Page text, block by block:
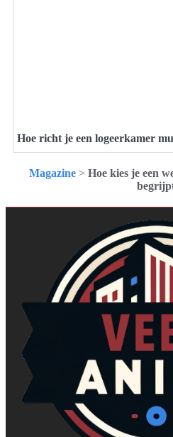
Hoe richt je een logeerkamer
Magazine> Hoe kies je een